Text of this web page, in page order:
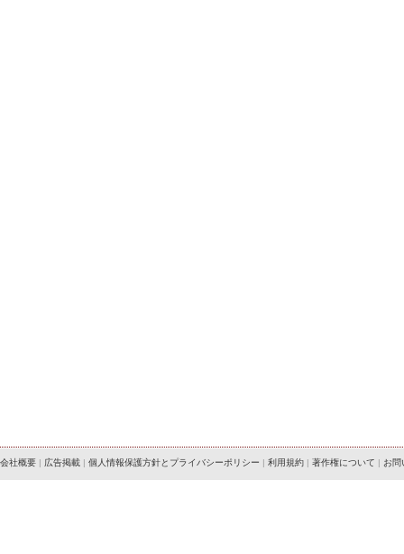
会社概要 | 広告掲載 | 個人情報保護方針とプライバシーポリシー | 利用規約 | 著作権について | お問